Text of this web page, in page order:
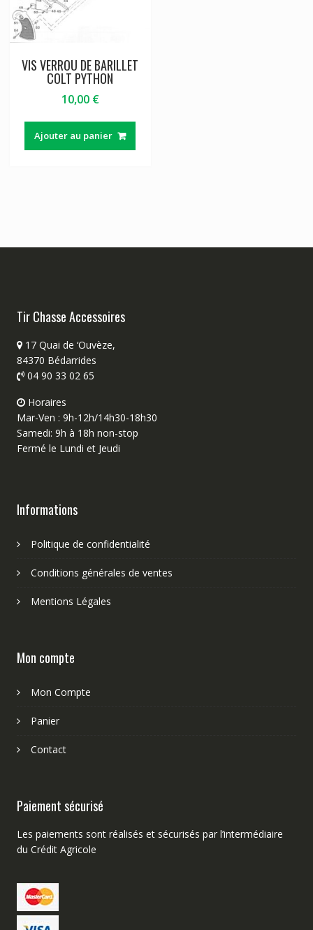
VIS VERROU DE BARILLET
COLT PYTHON
10,00 €
Ajouter au panier
Tir Chasse Accessoires
17 Quai de ‘Ouvèze,
84370 Bédarrides
04 90 33 02 65
Horaires
Mar-Ven : 9h-12h/14h30-18h30
Samedi: 9h à 18h non-stop
Fermé le Lundi et Jeudi
Informations
Politique de confidentialité
Conditions générales de ventes
Mentions Légales
Mon compte
Mon Compte
Panier
Contact
Paiement sécurisé
Les paiements sont réalisés et sécurisés par l’intermédiaire
du Crédit Agricole